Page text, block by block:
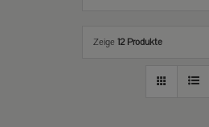
Zeige 12 Produkte